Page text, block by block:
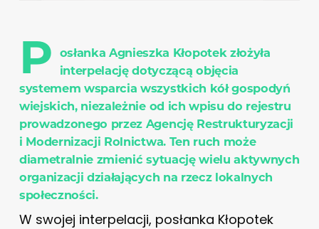
P osłanka Agnieszka Kłopotek złożyła
interpelację dotyczącą objęcia
systemem wsparcia wszystkich kół gospodyń
wiejskich, niezależnie od ich wpisu do rejestru
prowadzonego przez Agencję Restrukturyzacji
i Modernizacji Rolnictwa. Ten ruch może
diametralnie zmienić sytuację wielu aktywnych
organizacji działających na rzecz lokalnych
społeczności.
W swojej interpelacji, posłanka Kłopotek